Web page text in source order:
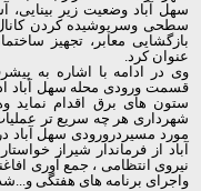
سهل آباد وضعیت زیر بینایی،
سطحی وسرپوشیده کردن
بازگشایی معابر، تجهیز
عنوان کرد.
وی در ادامه با اشاره به
قسمت ورودی محله سهل آباد
ستون های برق اقدام نماید
شهرداری هر چه سریع تر
مورد مسیردرورودی سهل آباد
آباد از فرماندار شیراز
نیروی انتظامی ، جمع آوری
واجرای برنامه های هفتگی